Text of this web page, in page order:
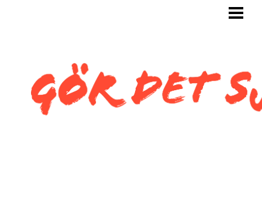
KAKLA SJÄLV
KAKLA TOALETT